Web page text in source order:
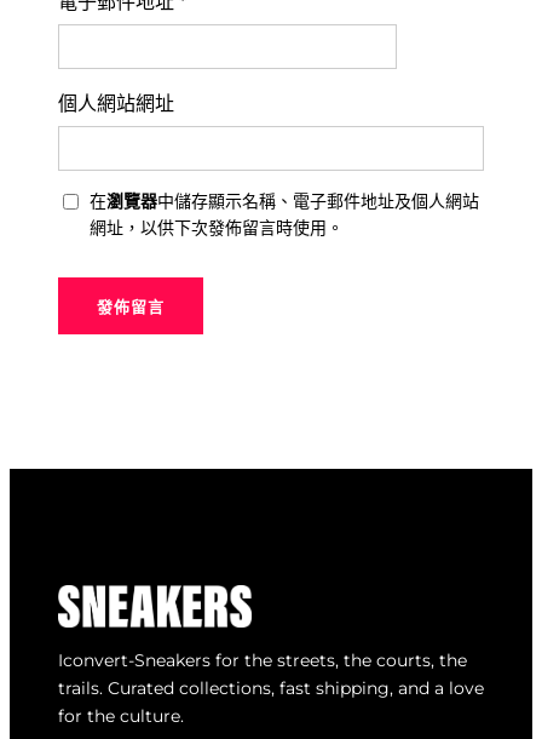
個人網站網址
在瀏覽器中儲存顯示名稱、電子郵件地址及個人網站
網址，以供下次發佈留言時使用。
Iconvert-Sneakers for the streets, the courts, the
trails. Curated collections, fast shipping, and a love
for the culture.